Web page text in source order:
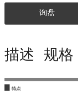
询盘
描述 规格